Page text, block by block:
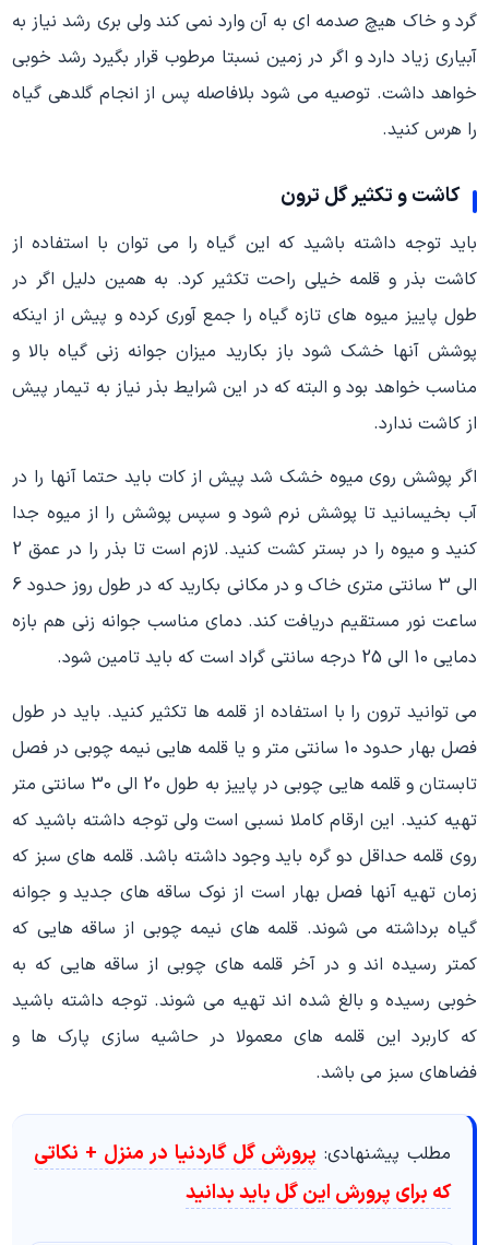
گرد و خاک هیچ صدمه ای به آن وارد نمی کند ولی بری رشد نیاز به
آبیاری زیاد دارد و اگر در زمین نسبتا مرطوب قرار بگیرد رشد خوبی
خواهد داشت. توصیه می شود بلافاصله پس از انجام گلدهی گیاه
را هرس کنید.
کاشت و تکثیر گل ترون
باید توجه داشته باشید که این گیاه را می توان با استفاده از
کاشت بذر و قلمه خیلی راحت تکثیر کرد. به همین دلیل اگر در
طول پاییز میوه های تازه گیاه را جمع آوری کرده و پیش از اینکه
پوشش آنها خشک شود باز بکارید میزان جوانه زنی گیاه بالا و
مناسب خواهد بود و البته که در این شرایط بذر نیاز به تیمار پیش
از کاشت ندارد.
اگر پوشش روی میوه خشک شد پیش از کات باید حتما آنها را در
آب بخیسانید تا پوشش نرم شود و سپس پوشش را از میوه جدا
کنید و میوه را در بستر کشت کنید. لازم است تا بذر را در عمق 2
الی 3 سانتی متری خاک و در مکانی بکارید که در طول روز حدود 6
ساعت نور مستقیم دریافت کند. دمای مناسب جوانه زنی هم بازه
دمایی 10 الی 25 درجه سانتی گراد است که باید تامین شود.
می توانید ترون را با استفاده از قلمه ها تکثیر کنید. باید در طول
فصل بهار حدود 10 سانتی متر و یا قلمه هایی نیمه چوبی در فصل
تابستان و قلمه هایی چوبی در پاییز به طول 20 الی 30 سانتی متر
تهیه کنید. این ارقام کاملا نسبی است ولی توجه داشته باشید که
روی قلمه حداقل دو گره باید وجود داشته باشد. قلمه های سبز که
زمان تهیه آنها فصل بهار است از نوک ساقه های جدید و جوانه
گیاه برداشته می شوند. قلمه های نیمه چوبی از ساقه هایی که
کمتر رسیده اند و در آخر قلمه های چوبی از ساقه هایی که به
خوبی رسیده و بالغ شده اند تهیه می شوند. توجه داشته باشید
که کاربرد این قلمه های معمولا در حاشیه سازی پارک ها و
فضاهای سبز می باشد.
مطلب پیشنهادی: پرورش گل گاردنیا در منزل + نکاتی
که برای پرورش این گل باید بدانید